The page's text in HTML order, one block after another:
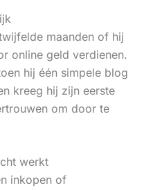
maanden of hij
online geld verdienen.
hij één simpele blog
kreeg hij zijn eerste
om door te
werkt
inkopen of